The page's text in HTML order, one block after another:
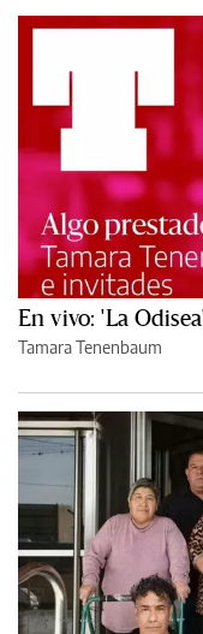
En vivo: 'La
Tamara Tenenbaum